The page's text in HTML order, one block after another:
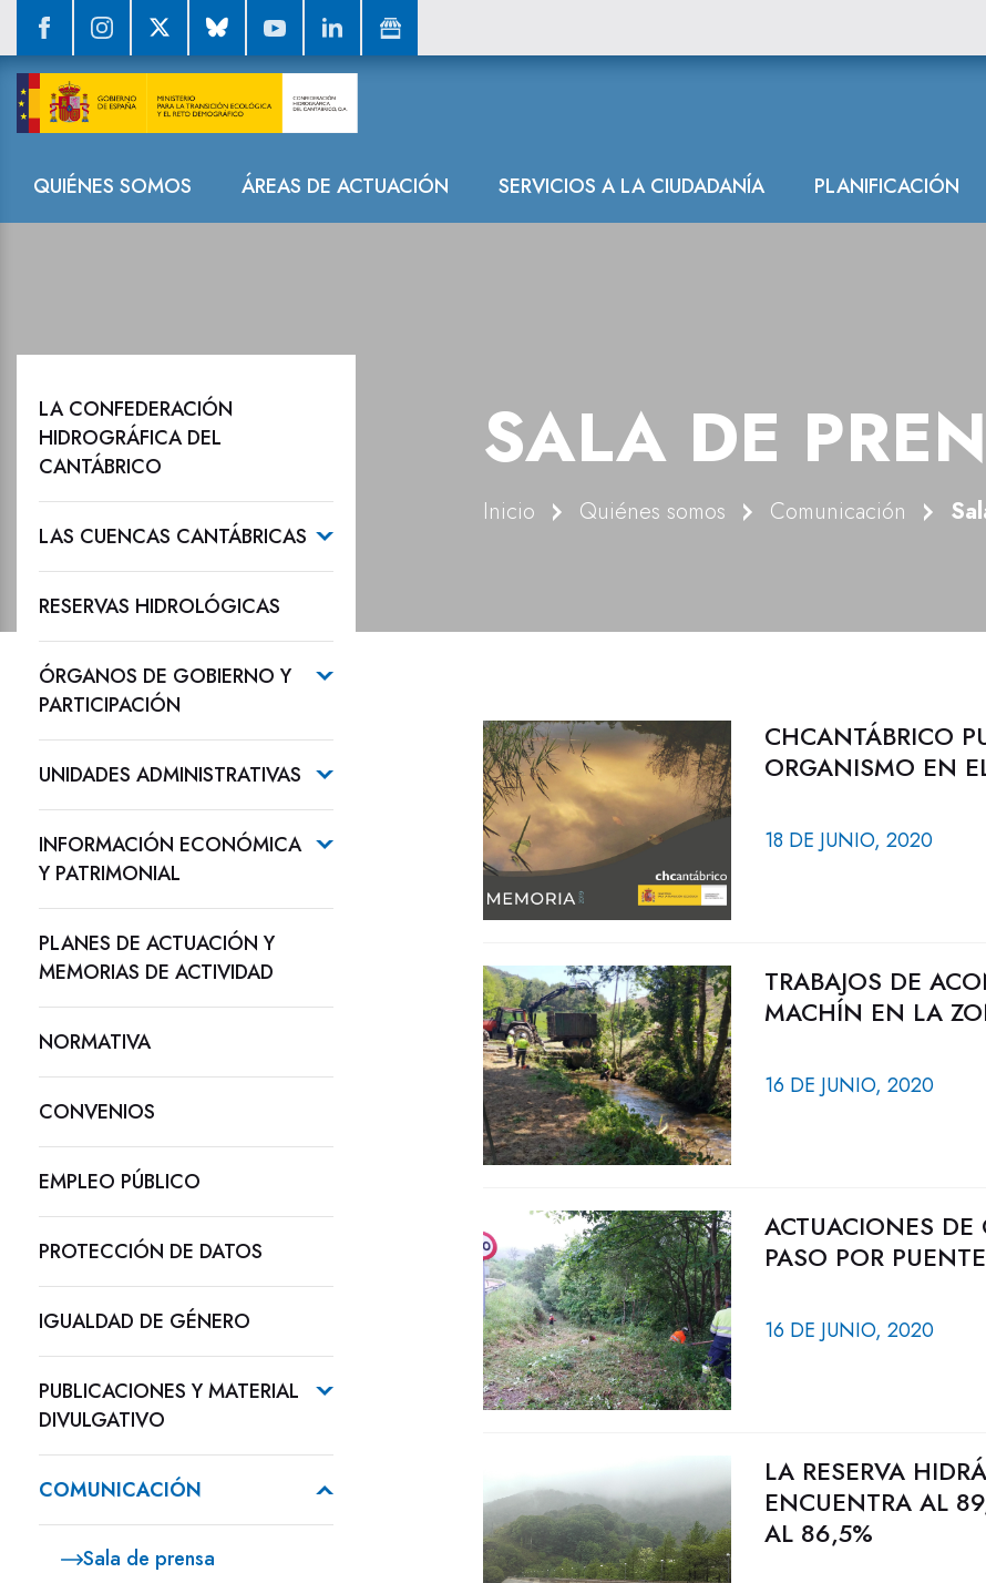
Navegación
QUIÉNES SOMOS ÁREAS DE ACTUACIÓN SERVICIOS A LA CIUDADANÍA PLANIFICACIÓN
Sala de prensa
SALA DE
Inicio Quiénes somos Comunicación
LA CONFEDERACIÓN
HIDROGRÁFICA DEL
CANTÁBRICO
LAS CUENCAS CANTÁBRICAS
RESERVAS HIDROLÓGICAS
ÓRGANOS DE GOBIERNO Y
PARTICIPACIÓN
UNIDADES ADMINISTRATIVAS
INFORMACIÓN ECONÓMICA
Y PATRIMONIAL
PLANES DE ACTUACIÓN Y
MEMORIAS DE ACTIVIDAD
NORMATIVA
CONVENIOS
EMPLEO PÚBLICO
PROTECCIÓN DE DATOS
IGUALDAD DE GÉNERO
PUBLICACIONES Y MATERIAL
DIVULGATIVO
COMUNICACIÓN
Sala de prensa
CHCANTÁBRICO
ORGANISMO EN
18 DE JUNIO, 2020
TRABAJOS DE
MACHÍN EN LA
16 DE JUNIO, 2020
ACTUACIONES
PASO POR
16 DE JUNIO, 2020
LA RESERVA
ENCUENTRA AL
AL 86,5%